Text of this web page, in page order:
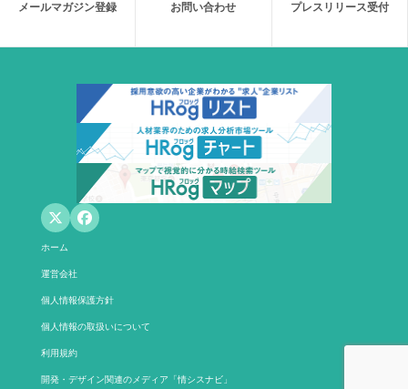
メールマガジン登録 お問い合わせ プレスリリース受付
ホーム
運営会社
個人情報保護方針
個人情報の取扱いについて
利用規約
開発・デザイン関連のメディア「情シスナビ」